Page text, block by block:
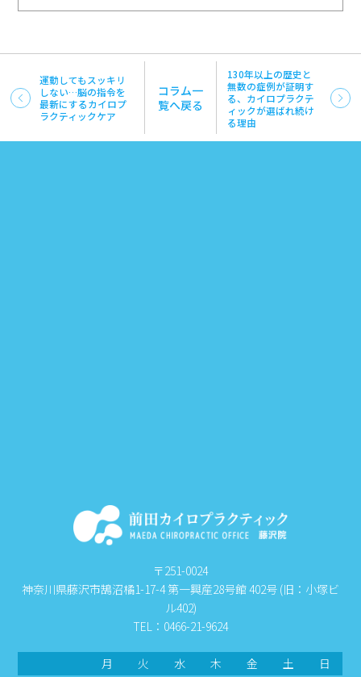
運動してもスッキリ
しない…脳の指令を
最新にするカイロプ
ラクティックケア
コラム一
覧へ戻る
130年以上の歴史と
無数の症例が証明す
る、カイロプラクテ
ィックが選ばれ続け
る理由
〒251-0024
神奈川県藤沢市鵠沼橘1-17-4 第一興産28号館 402号 (旧：小塚ビ
ル402)
TEL：0466-21-9624
月 火 水 木 金 土 日